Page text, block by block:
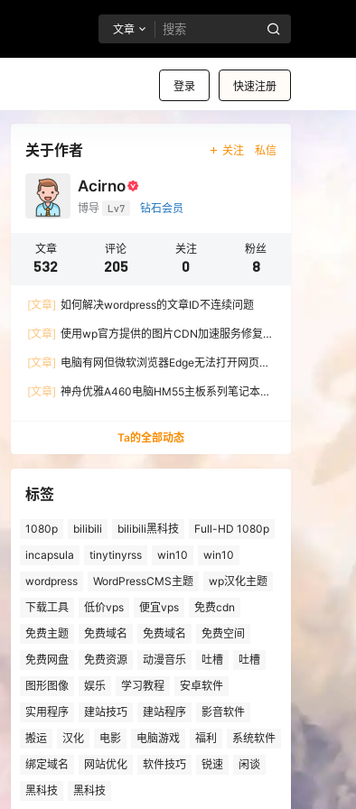
文章
登录 快速注册
关于作者 关注 私信
Acirno
博导 Lv7 钻石会员
文章
532
评论
205
关注
0
粉丝
8
[文章] 如何解决wordpress的文章ID不连续问题
[文章] 使用wp官方提供的图片CDN加速服务修复微
[文章] 电脑有网但微软浏览器Edge无法打开网页的
[文章] 神舟优雅A460电脑HM55主板系列笔记本无
Ta的全部动态
标签
1080p bilibili bilibili黑科技
Full-HD 1080p
incapsula
tinytinyrss win10
win10
wordpress
WordPressCMS主题
wp汉化主题
下载工具
低价vps 便宜vps
免费cdn
免费主题
免费域名 免费域名
免费空间
免费网盘
免费资源 动漫音乐 吐槽
吐槽
图形图像
娱乐 学习教程
安卓软件
实用程序
建站技巧 建站程序
影音软件
搬运
汉化 电影 电脑游戏 福利
系统软件
绑定域名
网站优化 软件技巧 锐速
闲谈
黑科技
黑科技